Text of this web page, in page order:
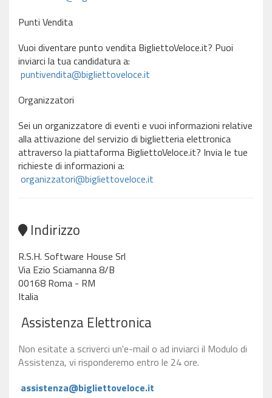
Punti Vendita
Vuoi diventare punto vendita BigliettoVeloce.it? Puoi
inviarci la tua candidatura a:
puntivendita@bigliettoveloce.it
Organizzatori
Sei un organizzatore di eventi e vuoi informazioni relative
alla attivazione del servizio di biglietteria elettronica
attraverso la piattaforma BigliettoVeloce.it? Invia le tue
richieste di informazioni a:
organizzatori@bigliettoveloce.it
Indirizzo
R.S.H. Software House Srl
Via Ezio Sciamanna 8/B
00168 Roma - RM
Italia
Assistenza Elettronica
Non esitate a scriverci un'e-mail o ad inviarci il Modulo di
Assistenza, vi risponderemo entro le 24 ore.
assistenza@bigliettoveloce.it